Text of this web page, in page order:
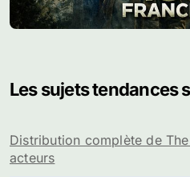
Les sujets tendances
Distribution complète de
acteurs